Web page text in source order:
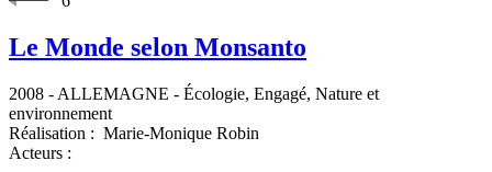
Le Monde selon Monsanto
2008 - ALLEMAGNE - Écologie, Engagé, Nature et
environnement
Réalisation : Marie-Monique Robin
Acteurs :